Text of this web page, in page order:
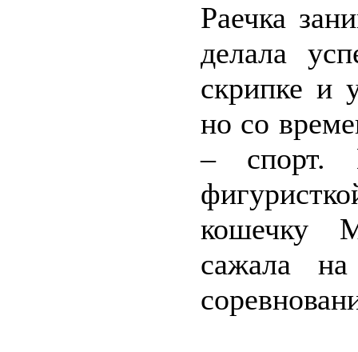
Раечка
делала
скрипке и
но со
– спорт.
кошечку
сажала